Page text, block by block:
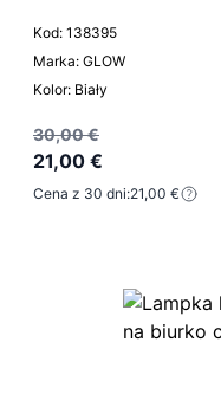
Kod: 138395
Marka: GLOW
Kolor: Biały
30,00 €
21,00 €
Cena z 30 dni:21,00 €